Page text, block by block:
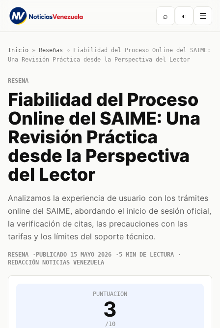
⌕ ◐ ☰
Inicio » Reseñas »
Fiabilidad del Proceso Online del SAIME:
Una Revisión Práctica desde la Perspectiva del Lector
RESENA
Fiabilidad del Proceso
Online del SAIME: Una
Revisión Práctica
desde la Perspectiva
del Lector
Analizamos la experiencia de usuario con los trámites
online del SAIME, abordando el inicio de sesión oficial,
la verificación de citas, las precauciones con las
tarifas y los límites del soporte técnico.
RESENA PUBLICADO 15 MAYO 2026
5 MIN DE LECTURA
REDACCIÓN NOTICIAS VENEZUELA
PUNTUACION
3
/10